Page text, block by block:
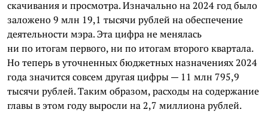
скачивания и просмотра. Изначально на 2024 год было
заложено 9 млн 19,1 тысячи рублей на обеспечение
деятельности мэра. Эта цифра не менялась
ни по итогам первого, ни по итогам второго квартала.
Но теперь в уточненных бюджетных назначениях 2024
года значится совсем другая цифры — 11 млн 795,9
тысячи рублей. Таким образом, расходы на содержание
главы в этом году выросли на 2,7 миллиона рублей.